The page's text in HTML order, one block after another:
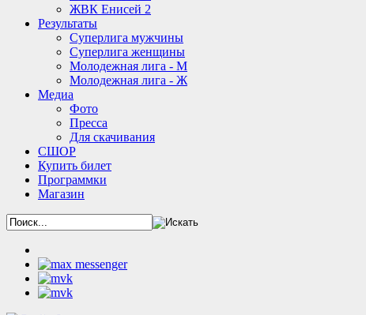
ЖВК Енисей 2
Результаты
Суперлига мужчины
Суперлига женщины
Молодежная лига - М
Молодежная лига - Ж
Медиа
Фото
Пресса
Для скачивания
СШОР
Купить билет
Программки
Магазин